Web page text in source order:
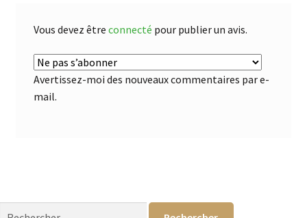
Vous devez être connecté pour publier un avis.
Avertissez-moi des nouveaux commentaires par e-
mail.